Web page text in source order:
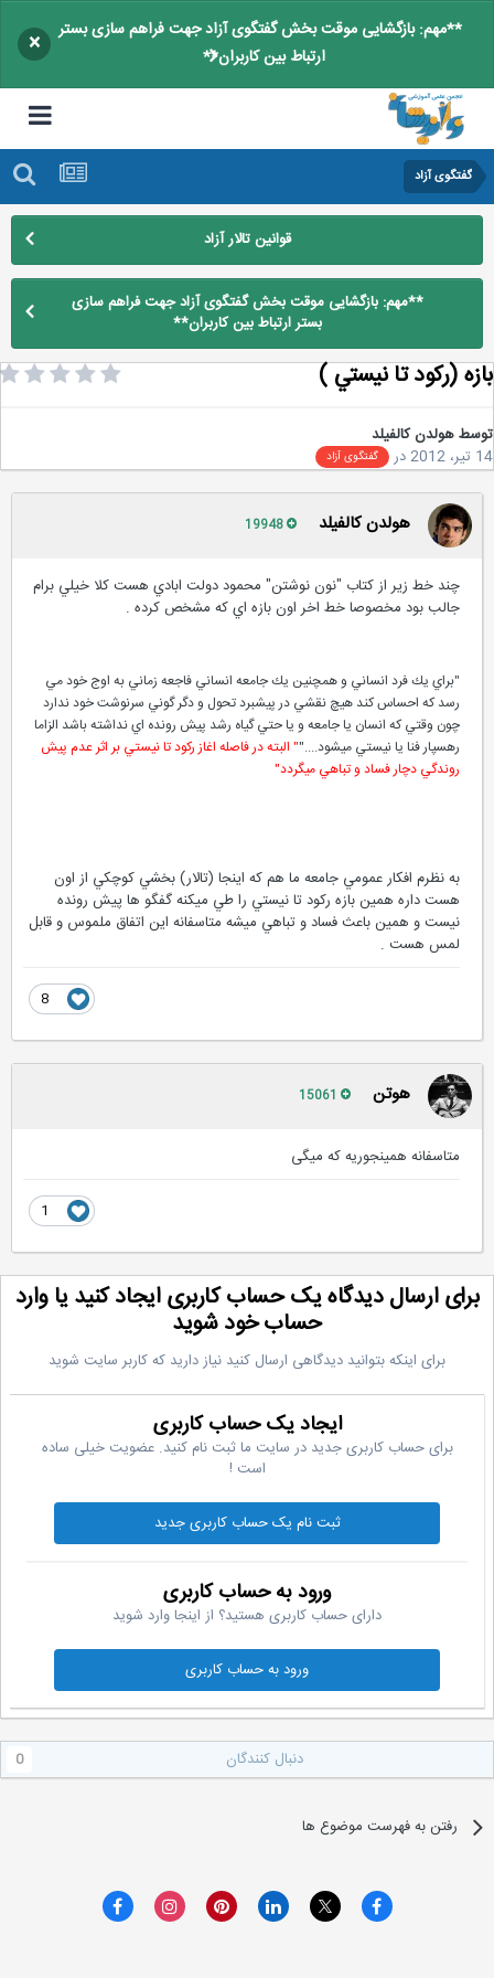
**مهم: بازگشایی موقت بخش گفتگوی آزاد جهت فراهم سازی بستر
ارتباط بین کاربران**
×
گفتگوی آزاد
قوانین تالار آزاد
**مهم: بازگشایی موقت بخش گفتگوی آزاد جهت فراهم سازی
بستر ارتباط بین کاربران**
(ركود تا نيستي )
هولدن کالفیلد
در گفتگوی آزاد
هولدن کالفیلد
چند خط زير از كتاب "نون نوشتن" محمود دولت ابادي هست كلا خيلي برام
جالب بود مخصوصا خط اخر اون بازه اي كه مشخص كرده .
"براي يك فرد انساني و همچنين يك جامعه انساني فاجعه زماني به اوج خود مي
رسد كه احساس كند هيچ نقشي در پيشبرد تحول و دگر گوني سرنوشت خود ندارد
چون وقتي كه انسان يا جامعه و يا حتي گياه رشد پيش رونده اي نداشته باشد الزاما
رهسپار فنا يا نيستي ميشود...."" البته در فاصله اغاز ركود تا نيستي بر اثر عدم پيش
روندگي دچار فساد و تباهي ميگردد"
به نظرم افكار عمومي جامعه ما هم كه اينجا (تالار) بخشي كوچكي از اون
هست داره همين بازه ركود تا نيستي را طي ميكنه گفگو ها پيش رونده
نيست و همين باعث فساد و تباهي ميشه متاسفانه اين اتفاق ملموس و قابل
لمس هست .
هوتن
متاسفانه همینجوریه که میگی
ارسال دیدگاه یک حساب کاربری ایجاد کنید یا وارد
حساب خود شوید
برای اینکه بتوانید دیدگاهی ارسال کنید نیاز دارید که کاربر سایت شوید
ایجاد یک حساب کاربری
برای حساب کاربری جدید در سایت ما ثبت نام کنید. عضویت خیلی ساده
است !
ثبت نام یک حساب کاربری جدید
ورود به حساب کاربری
دارای حساب کاربری هستید؟ از اینجا وارد شوید
ورود به حساب کاربری
دنبال کنندگان
رفتن به فهرست موضوع ها